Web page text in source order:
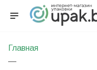
Главная
—